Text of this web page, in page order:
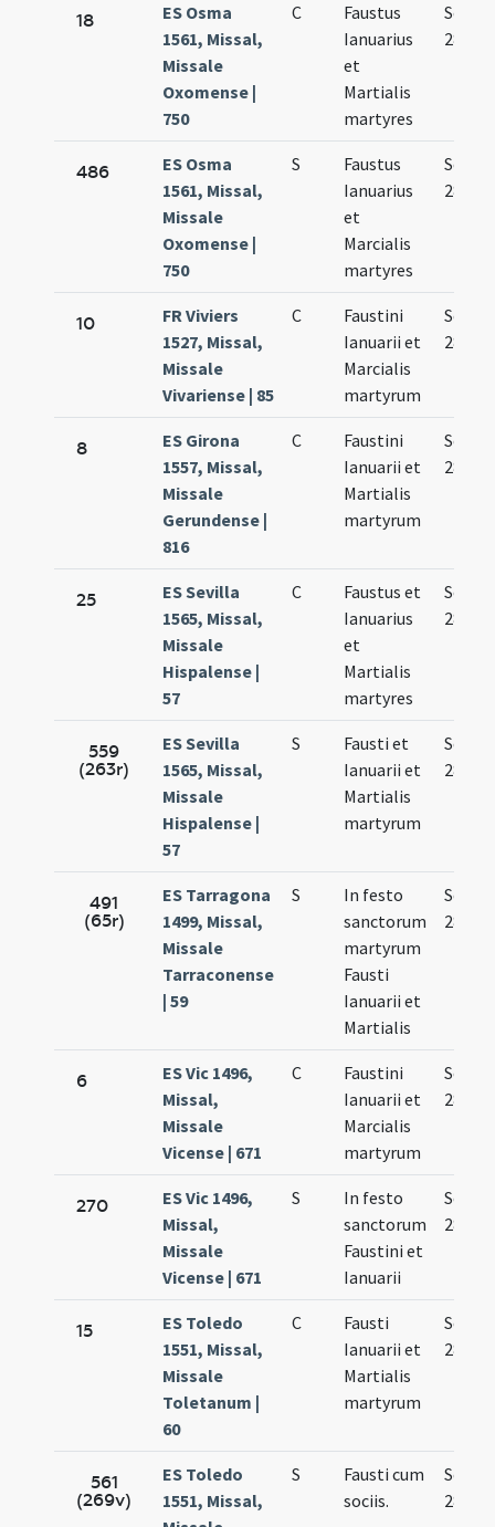
18
ES Osma
1561, Missal,
Missale
Oxomense |
750
C
Faustus
Ianuarius
et
Martialis
martyres
Sep.
28.
486
ES Osma
1561, Missal,
Missale
Oxomense |
750
S
Faustus
Ianuarius
et
Marcialis
martyres
Sep.
28.
10
FR Viviers
1527, Missal,
Missale
Vivariense | 85
C
Faustini
Ianuarii et
Marcialis
martyrum
Sep.
28.
8
ES Girona
1557, Missal,
Missale
Gerundense |
816
C
Faustini
Ianuarii et
Martialis
martyrum
Sep.
28.
25
ES Sevilla
1565, Missal,
Missale
Hispalense |
57
C
Faustus et
Ianuarius
et
Martialis
martyres
Sep.
28.
559
(263r)
ES Sevilla
1565, Missal,
Missale
Hispalense |
57
S
Fausti et
Ianuarii et
Martialis
martyrum
Sep.
28.
491
(65r)
ES Tarragona
1499, Missal,
Missale
Tarraconense
| 59
S
In festo
sanctorum
martyrum
Fausti
Ianuarii et
Martialis
Sep.
28.
6
ES Vic 1496,
Missal,
Missale
Vicense | 671
C
Faustini
Ianuarii et
Marcialis
martyrum
Sep.
28.
270
ES Vic 1496,
Missal,
Missale
Vicense | 671
S
In festo
sanctorum
Faustini et
Ianuarii
Sep.
28.
15
ES Toledo
1551, Missal,
Missale
Toletanum |
60
C
Fausti
Ianuarii et
Martialis
martyrum
Sep.
28.
561
(269v)
ES Toledo
1551, Missal,
S
Fausti cum
sociis.
Sep.
28.